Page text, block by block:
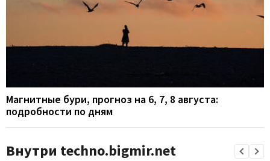
Магнитные бури, прогноз на 6, 7, 8 августа:
подробности по дням
Внутри techno.bigmir.net